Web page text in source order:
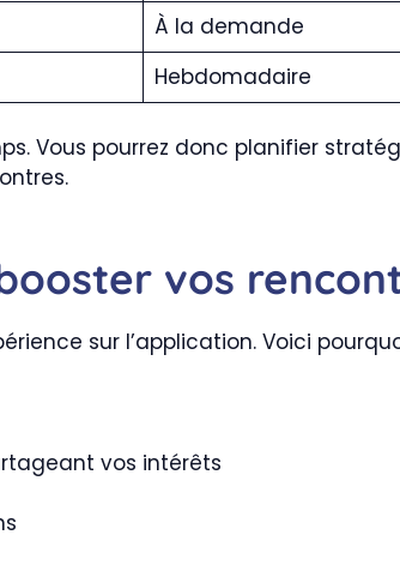
À la demande
Hebdomadaire
Vous pourrez donc planifier
vos
sur l’application. Voici
vos intérêts